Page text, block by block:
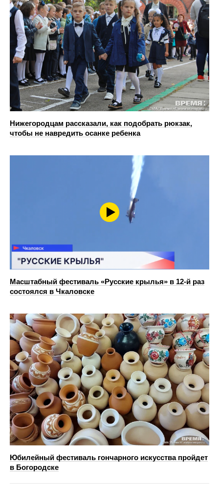
Нижегородцам рассказали, как подобрать рюкзак,
чтобы не навредить осанке ребенка
Масштабный фестиваль «Русские крылья» в 12-й раз
состоялся в Чкаловске
Юбилейный фестиваль гончарного искусства пройдет
в Богородске